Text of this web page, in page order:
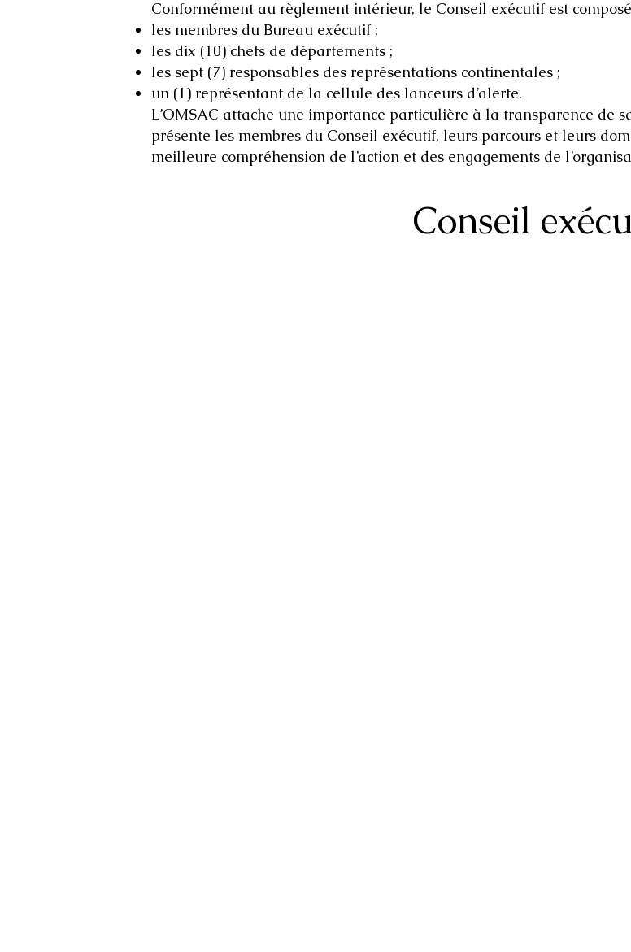
Conformément au règlement intérieur, le Conseil exécutif est
les membres du Bureau exécutif ;
les dix (10) chefs de départements ;
les sept (7) responsables des représentations continentales ;
un (1) représentant de la cellule des lanceurs d’alerte.
L’OMSAC attache une importance particulière à la transparence de
présente les membres du Conseil exécutif, leurs parcours et leurs
meilleure compréhension de l’action et des engagements de
Conseil